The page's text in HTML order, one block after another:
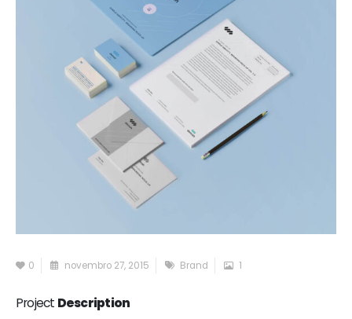
0 novembro 27, 2015 Brand 1
Project Description